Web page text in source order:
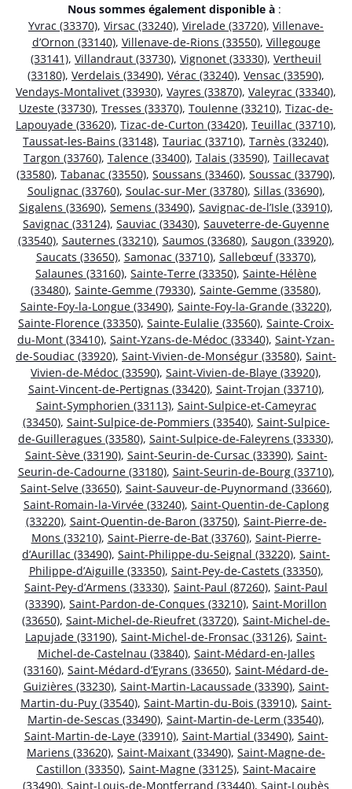
Nous sommes également disponible à :
Yvrac (33370), Virsac (33240), Virelade (33720), Villenave-
d’Ornon (33140), Villenave-de-Rions (33550), Villegouge
(33141), Villandraut (33730), Vignonet (33330), Vertheuil
(33180), Verdelais (33490), Vérac (33240), Vensac (33590),
Vendays-Montalivet (33930), Vayres (33870), Valeyrac (33340),
Uzeste (33730), Tresses (33370), Toulenne (33210), Tizac-de-
Lapouyade (33620), Tizac-de-Curton (33420), Teuillac (33710),
Taussat-les-Bains (33148), Tauriac (33710), Tarnès (33240),
Targon (33760), Talence (33400), Talais (33590), Taillecavat
(33580), Tabanac (33550), Soussans (33460), Soussac (33790),
Soulignac (33760), Soulac-sur-Mer (33780), Sillas (33690),
Sigalens (33690), Semens (33490), Savignac-de-l’Isle (33910),
Savignac (33124), Sauviac (33430), Sauveterre-de-Guyenne
(33540), Sauternes (33210), Saumos (33680), Saugon (33920),
Saucats (33650), Samonac (33710), Sallebœuf (33370),
Salaunes (33160), Sainte-Terre (33350), Sainte-Hélène
(33480), Sainte-Gemme (79330), Sainte-Gemme (33580),
Sainte-Foy-la-Longue (33490), Sainte-Foy-la-Grande (33220),
Sainte-Florence (33350), Sainte-Eulalie (33560), Sainte-Croix-
du-Mont (33410), Saint-Yzans-de-Médoc (33340), Saint-Yzan-
de-Soudiac (33920), Saint-Vivien-de-Monségur (33580), Saint-
Vivien-de-Médoc (33590), Saint-Vivien-de-Blaye (33920),
Saint-Vincent-de-Pertignas (33420), Saint-Trojan (33710),
Saint-Symphorien (33113), Saint-Sulpice-et-Cameyrac
(33450), Saint-Sulpice-de-Pommiers (33540), Saint-Sulpice-
de-Guilleragues (33580), Saint-Sulpice-de-Faleyrens (33330),
Saint-Sève (33190), Saint-Seurin-de-Cursac (33390), Saint-
Seurin-de-Cadourne (33180), Saint-Seurin-de-Bourg (33710),
Saint-Selve (33650), Saint-Sauveur-de-Puynormand (33660),
Saint-Romain-la-Virvée (33240), Saint-Quentin-de-Caplong
(33220), Saint-Quentin-de-Baron (33750), Saint-Pierre-de-
Mons (33210), Saint-Pierre-de-Bat (33760), Saint-Pierre-
d’Aurillac (33490), Saint-Philippe-du-Seignal (33220), Saint-
Philippe-d’Aiguille (33350), Saint-Pey-de-Castets (33350),
Saint-Pey-d’Armens (33330), Saint-Paul (87260), Saint-Paul
(33390), Saint-Pardon-de-Conques (33210), Saint-Morillon
(33650), Saint-Michel-de-Rieufret (33720), Saint-Michel-de-
Lapujade (33190), Saint-Michel-de-Fronsac (33126), Saint-
Michel-de-Castelnau (33840), Saint-Médard-en-Jalles
(33160), Saint-Médard-d’Eyrans (33650), Saint-Médard-de-
Guizières (33230), Saint-Martin-Lacaussade (33390), Saint-
Martin-du-Puy (33540), Saint-Martin-du-Bois (33910), Saint-
Martin-de-Sescas (33490), Saint-Martin-de-Lerm (33540),
Saint-Martin-de-Laye (33910), Saint-Martial (33490), Saint-
Mariens (33620), Saint-Maixant (33490), Saint-Magne-de-
Castillon (33350), Saint-Magne (33125), Saint-Macaire
(33490), Saint-Louis-de-Montferrand (33440), Saint-Loubès